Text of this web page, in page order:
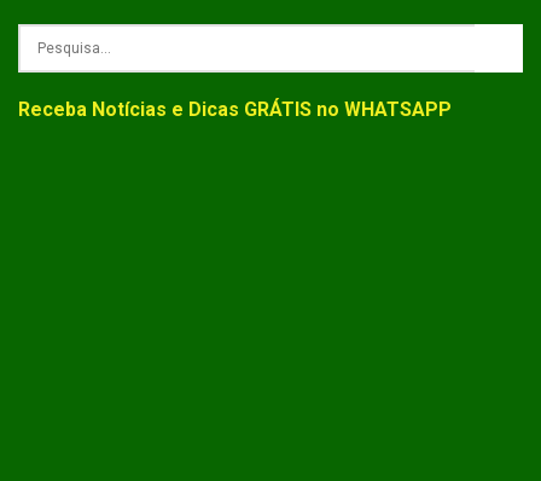
Receba Notícias e Dicas GRÁTIS no WHATSAPP